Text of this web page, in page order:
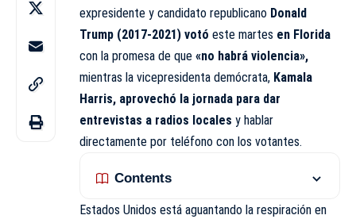
expresidente y candidato republicano Donald
Trump (2017-2021) votó este martes en Florida
con la promesa de que «no habrá violencia»,
mientras la vicepresidenta demócrata, Kamala
Harris, aprovechó la jornada para dar
entrevistas a radios locales y hablar
directamente por teléfono con los votantes.
Contents
Estados Unidos está aguantando la respiración en